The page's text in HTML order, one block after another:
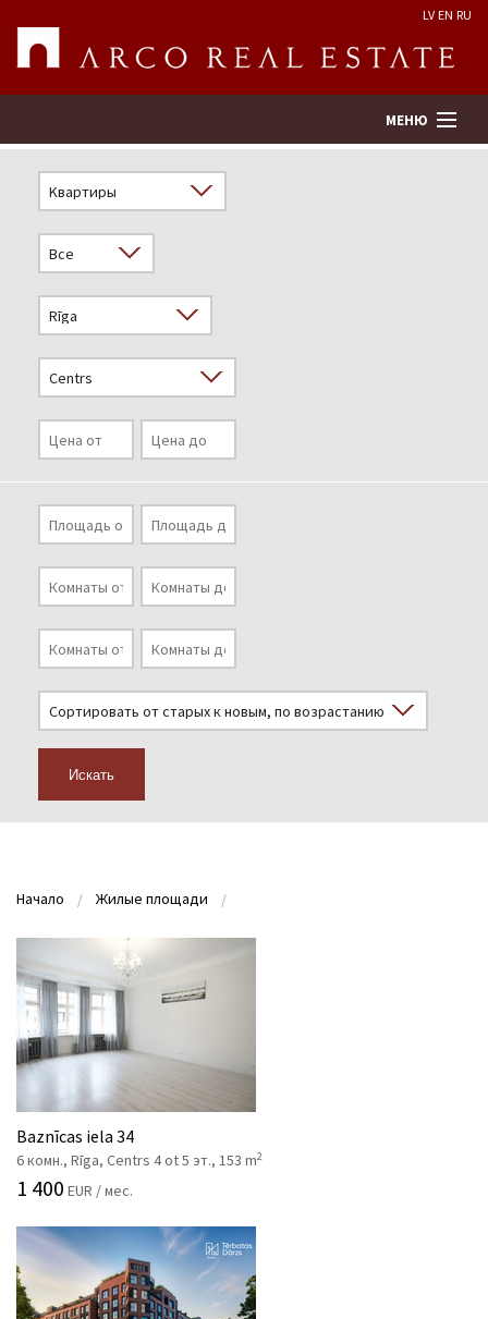
LV EN RU
МЕНЮ
Оценка недвижимости
Предприятие
Услуги
Kонтакты
Искать
Начало Жилые площади
Baznīcas iela 34
6 комн., Rīga, Centrs 4 ot 5 эт., 153 m2
1 400 EUR / мес.